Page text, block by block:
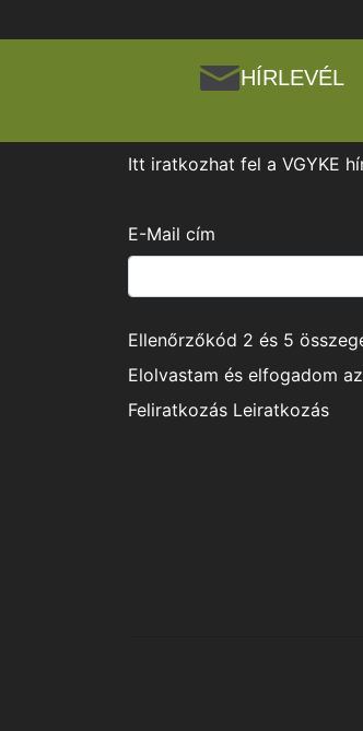
HÍRLEVÉL
Itt iratkozhat fel a VGYKE
E-Mail cím
Ellenőrzőkód 2 és 5
Elolvastam és elfogadom az
Feliratkozás Leiratkozás